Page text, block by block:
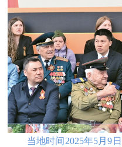
当地时间2025年5月9